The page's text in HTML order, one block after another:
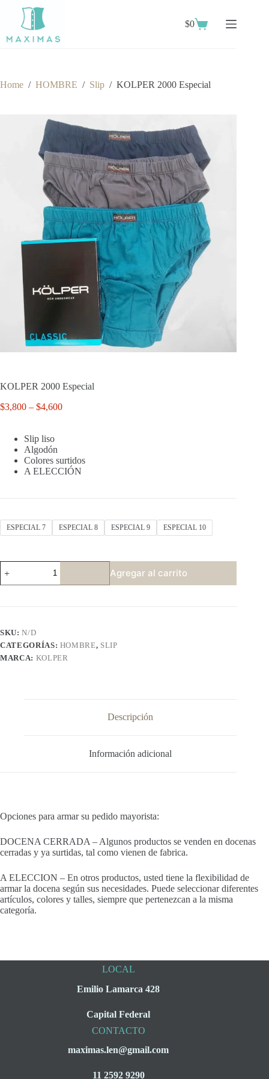
content
Shopping
$0
Home / HOMBRE / Slip / KOLPER 2000 Especial
KOLPER 2000 Especial
$3,800 – $4,600Price
Slip liso
Algodón
Colores surtidos
A ELECCIÓN
ESPECIAL 7 ESPECIAL 8 ESPECIAL 9 ESPECIAL 10
KOLPER
2000
Especial
Agregar al carrito
SKU:N/D
CATEGORÍAS: HOMBRE, SLIP
MARCA: KOLPER
Descripción
Información adicional
Opciones para armar su pedido mayorista:
DOCENA CERRADA – Algunos productos se venden en docenas
cerradas y ya surtidas, tal como vienen de fabrica.
A ELECCION – En otros productos, usted tiene la flexibilidad de
armar la docena según sus necesidades. Puede seleccionar diferentes
artículos, colores y talles, siempre que pertenezcan a la misma
categoría.
LOCAL
Emilio Lamarca 428
Capital Federal
CONTACTO
maximas.len@gmail.com
11 2592 9290